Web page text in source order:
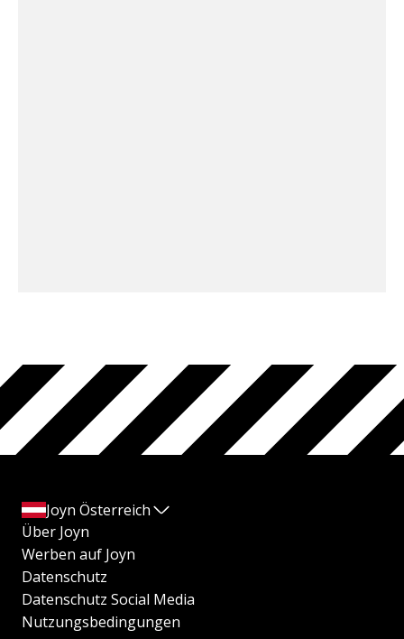
Joyn Österreich
Über Joyn
Werben auf Joyn
Datenschutz
Datenschutz Social Media
Nutzungsbedingungen